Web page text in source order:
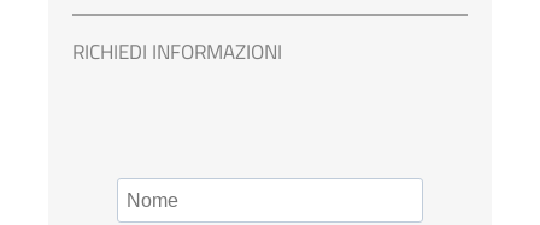
RICHIEDI INFORMAZIONI